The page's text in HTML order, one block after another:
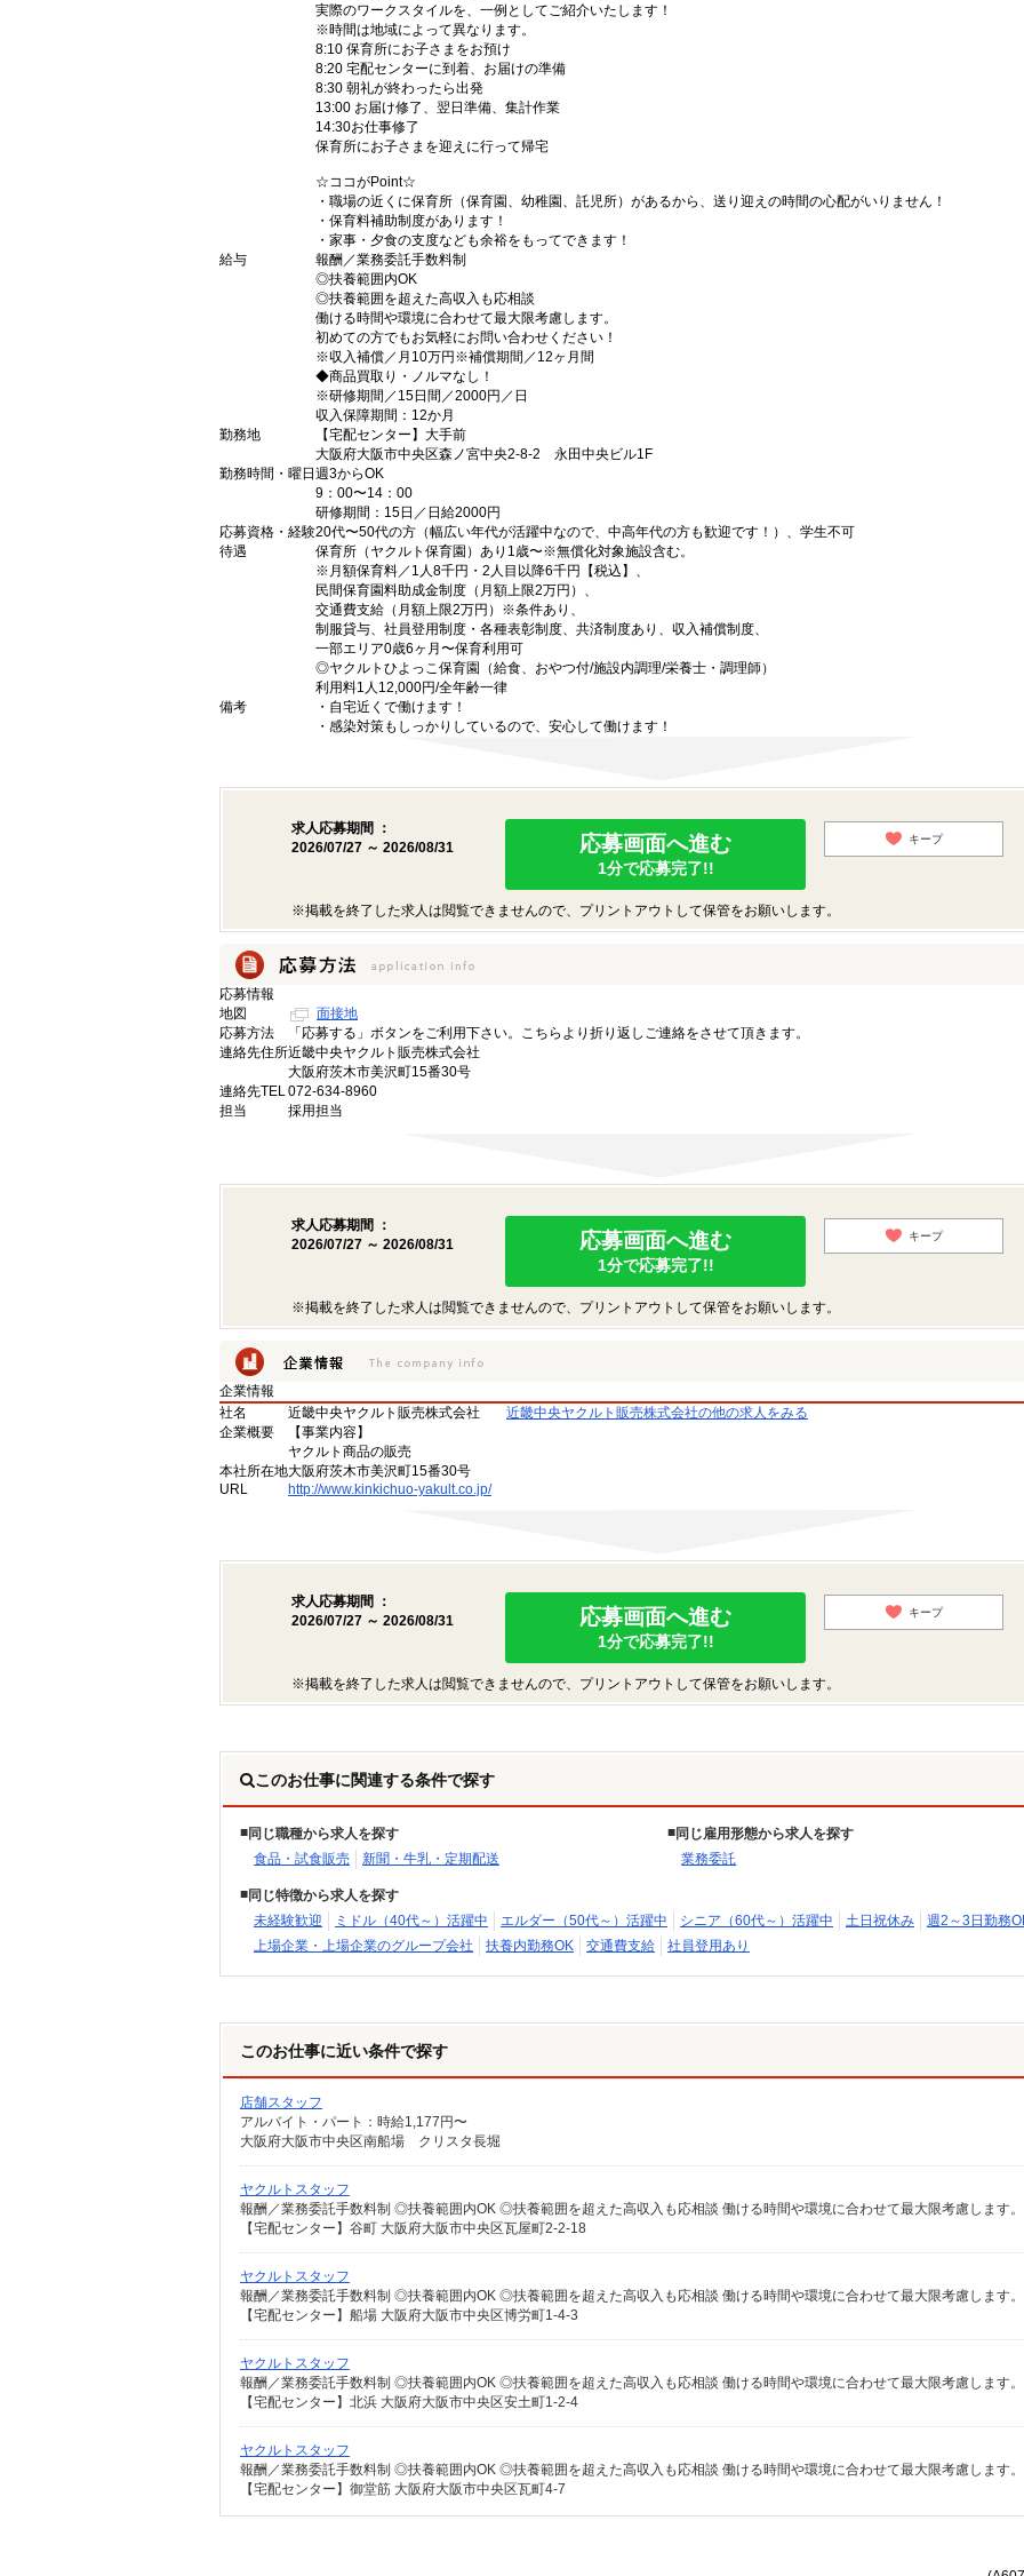
実際のワークスタイルを、一例としてご紹介いたします！
※時間は地域によって異なります。
8:10 保育所にお子さまをお預け
8:20 宅配センターに到着、お届けの準備
8:30 朝礼が終わったら出発
13:00 お届け修了、翌日準備、集計作業
14:30お仕事修了
保育所にお子さまを迎えに行って帰宅
☆ココがPoint☆
・職場の近くに保育所（保育園、幼稚園、託児所）があるから、送り迎えの時間の心配がいりません！
・保育料補助制度があります！
・家事・夕食の支度なども余裕をもってできます！
給与
報酬／業務委託手数料制
◎扶養範囲内OK
◎扶養範囲を超えた高収入も応相談
働ける時間や環境に合わせて最大限考慮します。
初めての方でもお気軽にお問い合わせください！
※収入補償／月10万円※補償期間／12ヶ月間
◆商品買取り・ノルマなし！
※研修期間／15日間／2000円／日
収入保障期間：12か月
勤務地
【宅配センター】大手前
大阪府大阪市中央区森ノ宮中央2-8-2 永田中央ビル1F
勤務時間・曜日 週3からOK
9：00〜14：00
研修期間：15日／日給2000円
応募資格・経験20代〜50代の方（幅広い年代が活躍中なので、中高年代の方も歓迎です！）、学生不可
待遇
保育所（ヤクルト保育園）あり1歳〜※無償化対象施設含む。
※月額保育料／1人8千円・2人目以降6千円【税込】、
民間保育園料助成金制度（月額上限2万円）、
交通費支給（月額上限2万円）※条件あり、
制服貸与、社員登用制度・各種表彰制度、共済制度あり、収入補償制度、
一部エリア0歳6ヶ月〜保育利用可
◎ヤクルトひよっこ保育園（給食、おやつ付/施設内調理/栄養士・調理師）
利用料1人12,000円/全年齢一律
備考
・自宅近くで働けます！
・感染対策もしっかりしているので、安心して働けます！
求人応募期間 ：
2026/07/27 ～ 2026/08/31
応募画面へ進む
1分で応募完了!!
キープ
※掲載を終了した求人は閲覧できませんので、プリントアウトして保管をお願いします。
応募情報
地図
面接地
応募方法
「応募する」ボタンをご利用下さい。こちらより折り返しご連絡をさせて頂きます。
連絡先住所近畿中央ヤクルト販売株式会社
大阪府茨木市美沢町15番30号
連絡先TEL072-634-8960
担当
採用担当
求人応募期間 ：
2026/07/27 ～ 2026/08/31
応募画面へ進む
1分で応募完了!!
キープ
※掲載を終了した求人は閲覧できませんので、プリントアウトして保管をお願いします。
企業情報
社名
近畿中央ヤクルト販売株式会社
近畿中央ヤクルト販売株式会社の他の求人をみる
企業概要
【事業内容】
ヤクルト商品の販売
本社所在地大阪府茨木市美沢町15番30号
URL
http://www.kinkichuo-yakult.co.jp/
求人応募期間 ：
2026/07/27 ～ 2026/08/31
応募画面へ進む
1分で応募完了!!
キープ
※掲載を終了した求人は閲覧できませんので、プリントアウトして保管をお願いします。
このお仕事に関連する条件で探す
同じ職種から求人を探す
食品・試食販売
新聞・牛乳・定期配送
同じ雇用形態から求人を探す
業務委託
同じ特徴から求人を探す
未経験歓迎
ミドル（40代～）活躍中 エルダー（50代～）活躍中 シニア（60代～）活躍中 土日祝休み
週2～3日勤務
上場企業・上場企業のグループ会社
扶養内勤務OK 交通費支給 社員登用あり
このお仕事に近い条件で探す
店舗スタッフ
アルバイト・パート：時給1,177円〜
大阪府大阪市中央区南船場 クリスタ長堀
ヤクルトスタッフ
【宅配センター】谷町 大阪府大阪市中央区瓦屋町2-2-18
ヤクルトスタッフ
【宅配センター】船場 大阪府大阪市中央区博労町1-4-3
ヤクルトスタッフ
【宅配センター】北浜 大阪府大阪市中央区安土町1-2-4
ヤクルトスタッフ
【宅配センター】御堂筋 大阪府大阪市中央区瓦町4-7